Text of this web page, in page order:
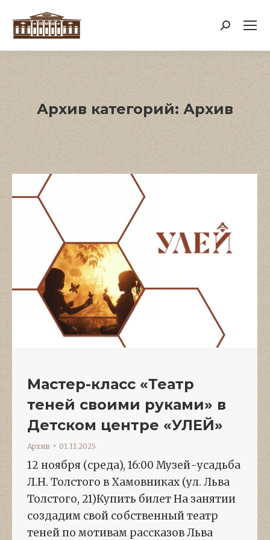
Поиск:
Архив категорий: Архив
Мастер-класс «Театр
теней своими руками» в
Детском центре «УЛЕЙ»
Архив 01.11.2025
12 ноября (среда), 16:00 Музей-усадьба
Л.Н. Толстого в Хамовниках (ул. Льва
Толстого, 21)Купить билет На занятии
создадим свой собственный театр
теней по мотивам рассказов Льва